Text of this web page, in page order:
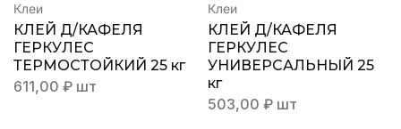
Клеи
КЛЕЙ Д/КАФЕЛЯ
ГЕРКУЛЕС
ТЕРМОСТОЙКИЙ 25 кг
611,00 ₽ шт
Клеи
КЛЕЙ Д/КАФЕЛЯ
ГЕРКУЛЕС
УНИВЕРСАЛЬНЫЙ 25
кг
503,00 ₽ шт